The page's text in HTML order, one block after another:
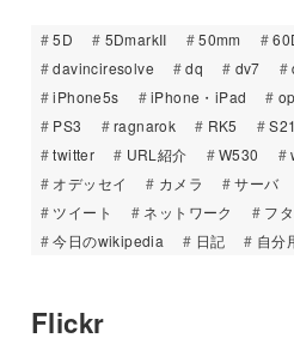
5D 5DmarkII 50mm
davinciresolve
dq dv7
iPhone5s
iPhone・iPad
PS3
ragnarok RK5
twitter
URL紹介 W530
オデッセイ
カメラ サーバ
ツイート
ネットワーク フ
今日のwikipedia
日記 自分
Flickr